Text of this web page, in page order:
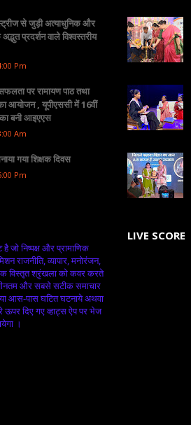
से जुड़ी अत्याधुनिक और
प्रदर्शन वाले विश्वस्तरीय
Pm
पर रामायण पाठ तथा
आयोजन , यूपीएससी में 16वीं
बनी आइएएस
Am
गया शिक्षक दिवस
Pm
निष्पक्ष और प्रामाणिक
राजनीति, व्यापार, मनोरंजन,
विस्तृत श्रृंखला को कवर करते
और सबसे सटीक समाचार
आस-पास घटित घटनाये अथवा
ऊपर दिए गए व्हाट्स ऐप पर भेज
।
LIVE SCORE